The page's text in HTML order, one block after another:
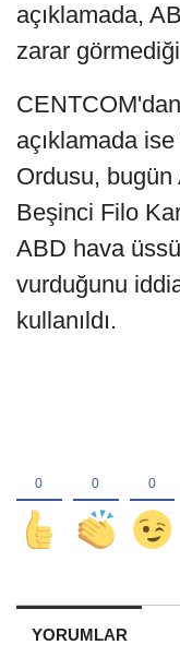
açıklamada,
zarar görmediği
açıklamada
Ordusu,
Beşinci Filo
ABD hava
vurduğunu
kullanıldı.
YORUMLAR